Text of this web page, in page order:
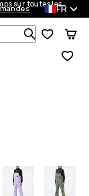
sur toutes lesFR
Recherche